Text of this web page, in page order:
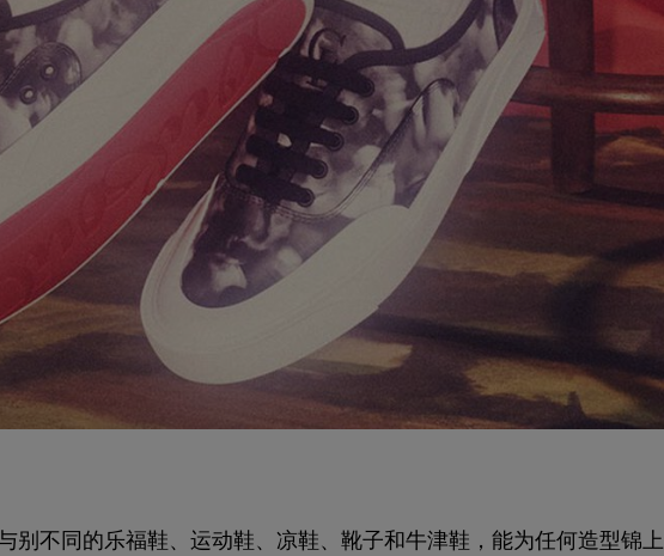
新季包袋
Kate高跟鞋
别不同的乐福鞋、运动鞋、凉鞋、靴子和牛津鞋，能为任何造型锦上